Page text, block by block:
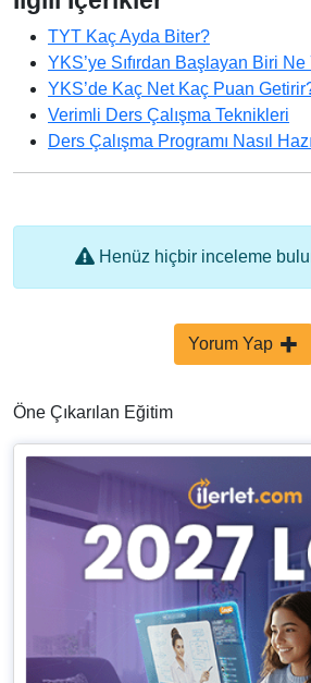
TYT Kaç Ayda Biter?
YKS’ye Sıfırdan Başlayan Biri Ne
YKS’de Kaç Net Kaç Puan
Verimli Ders Çalışma Teknikleri
Ders Çalışma Programı Nasıl
Henüz hiçbir inceleme
Yorum Yap
Öne Çıkarılan Eğitim